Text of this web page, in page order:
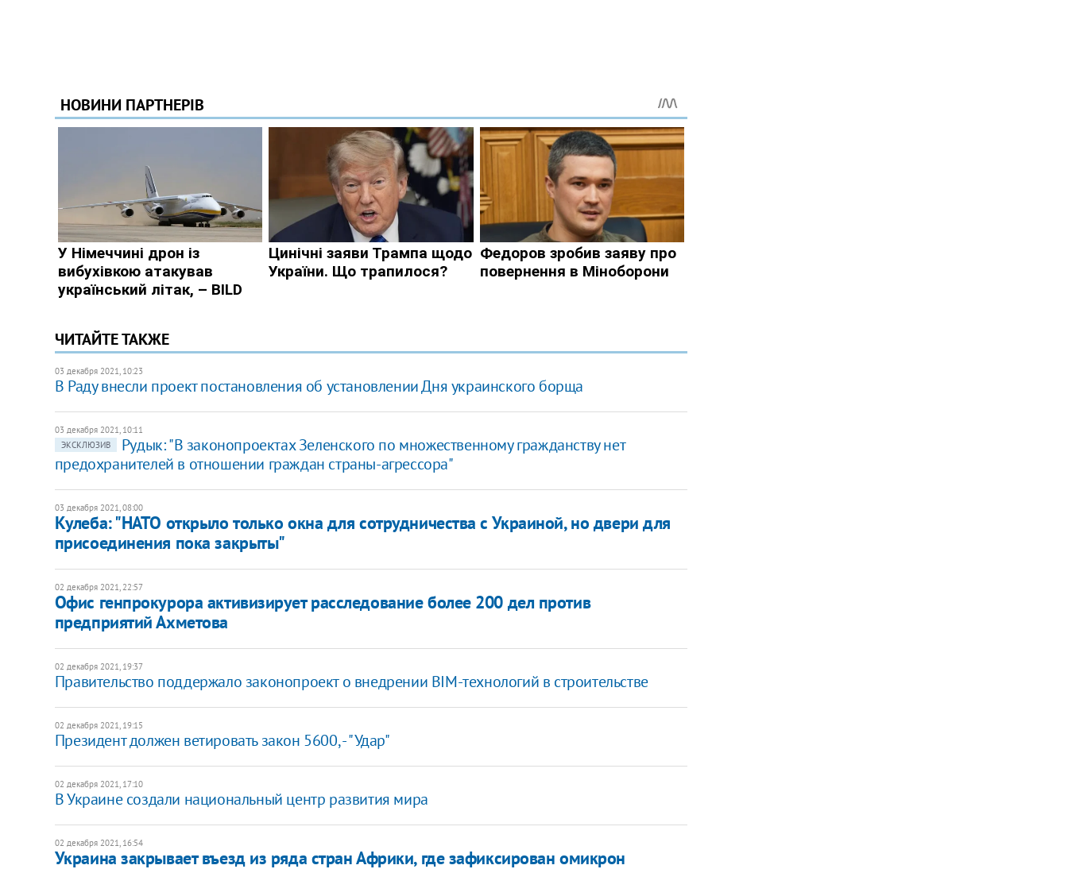
ЧИТАЙТЕ ТАКЖЕ
03 декабря 2021, 10:23
В Раду внесли проект постановления об установлении Дня украинского борща
03 декабря 2021, 10:11
ЭКСКЛЮЗИВ
Рудык: "В законопроектах Зеленского по множественному гражданству нет
предохранителей в отношении граждан страны-агрессора"
03 декабря 2021, 08:00
Кулеба: "НАТО открыло только окна для сотрудничества с Украиной, но двери для
присоединения пока закрыты"
02 декабря 2021, 22:57
Офис генпрокурора активизирует расследование более 200 дел против
предприятий Ахметова
02 декабря 2021, 19:37
Правительство поддержало законопроект о внедрении ВІМ-технологий в строительстве
02 декабря 2021, 19:15
Президент должен ветировать закон 5600, - "Удар"
02 декабря 2021, 17:10
В Украине создали национальный центр развития мира
02 декабря 2021, 16:54
Украина закрывает въезд из ряда стран Африки, где зафиксирован омикрон